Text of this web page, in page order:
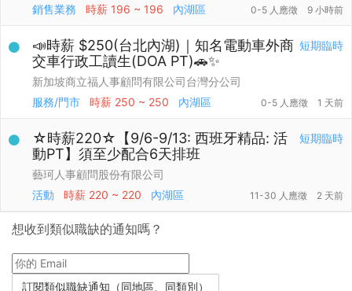
銷售業務
時薪 196 ~ 196 內湖區 0-5 人應徵 9 小時前
短期臨時
📣時薪 $250(台北內湖)｜知名電動車外商
交車行政工讀生(DOA PT)🚗✨
新加坡商立福人事顧問有限公司台灣分公司
服務/門市
時薪 250 ~ 250 內湖區 0-5 人應徵 1 天前
短期臨時
☆時薪220☆【9/6-9/13: 西班牙精品: 活
動PT】須至少配合6天排班
藝珂人事顧問股份有限公司
活動
時薪 220 ~ 220 內湖區 11-30 人應徵 2 天前
想收到類似職缺的通知嗎？